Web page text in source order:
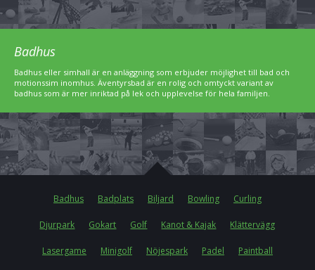
Badhus
Badhus eller simhall är en anläggning som erbjuder möjlighet till bad och
motionssim inomhus. Äventyrsbad är en rolig och omtyckt variant av
badhus som är mer inriktad på lek och upplevelse för hela familjen.
Badhus Badplats Biljard Bowling Curling
Djurpark Gokart Golf Kanot & Kajak Klättervägg
Lasergame Minigolf Nöjespark Padel Paintball